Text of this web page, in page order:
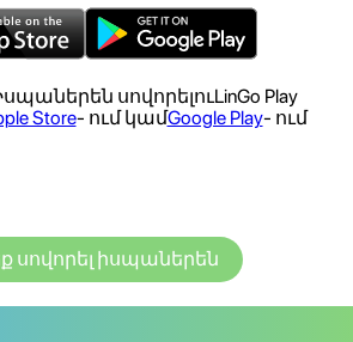
սովորելուLinGo Play
Store- ում կամGoogle Play- ում
սովորել իսպաներեն